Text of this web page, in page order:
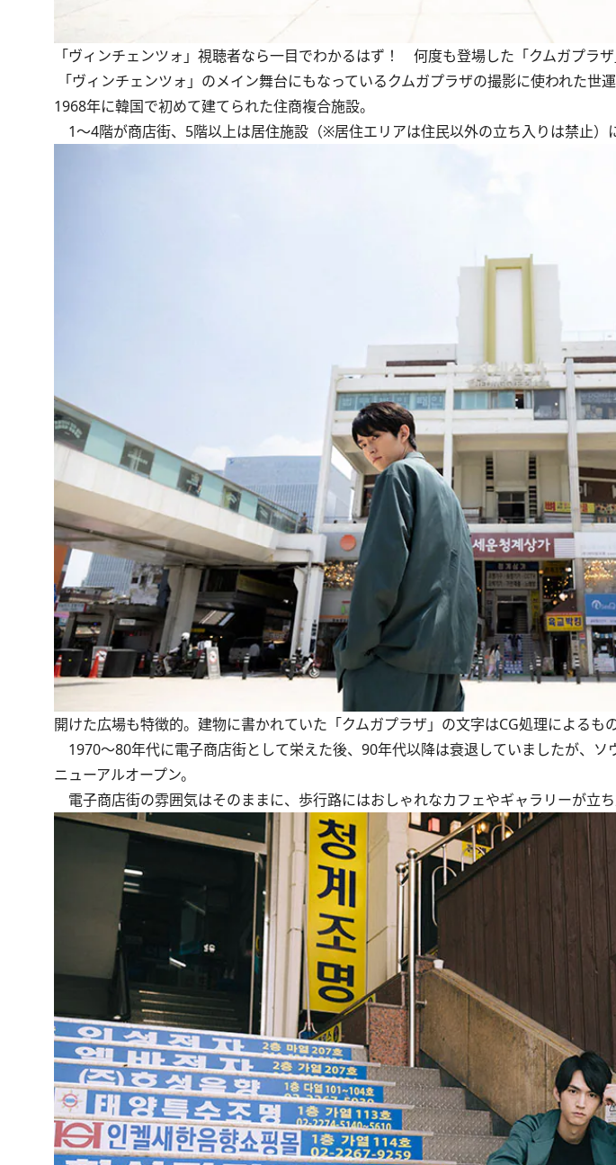
「ヴィンチェンツォ」視聴者なら一目でわかるはず！ 何度も登場した「クムガプラザ
「ヴィンチェンツォ」のメイン舞台にもなっているクムガプラザの撮影に使われた世
1968年に韓国で初めて建てられた住商複合施設。
1～4階が商店街、5階以上は居住施設（※居住エリアは住民以外の立ち入りは禁止）
開けた広場も特徴的。建物に書かれていた「クムガプラザ」の文字はCG処理によるもの
1970～80年代に電子商店街として栄えた後、90年代以降は衰退していましたが、ソ
ニューアルオープン。
電子商店街の雰囲気はそのままに、歩行路にはおしゃれなカフェやギャラリーが立ち